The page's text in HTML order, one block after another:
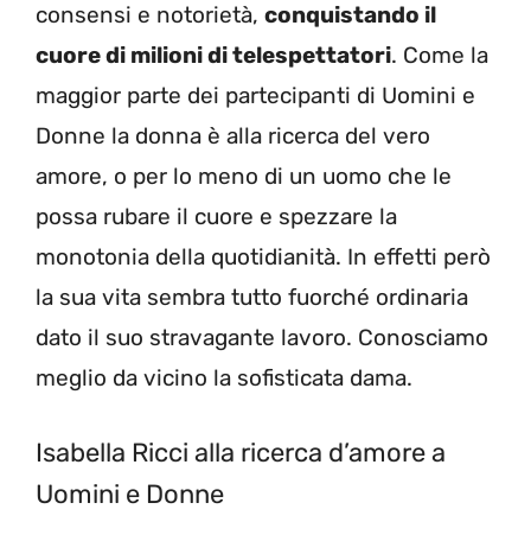
consensi e notorietà, conquistando il
cuore di milioni di telespettatori. Come la
maggior parte dei partecipanti di Uomini e
Donne la donna è alla ricerca del vero
amore, o per lo meno di un uomo che le
possa rubare il cuore e spezzare la
monotonia della quotidianità. In effetti però
la sua vita sembra tutto fuorché ordinaria
dato il suo stravagante lavoro. Conosciamo
meglio da vicino la sofisticata dama.
Isabella Ricci alla ricerca d’amore a
Uomini e Donne